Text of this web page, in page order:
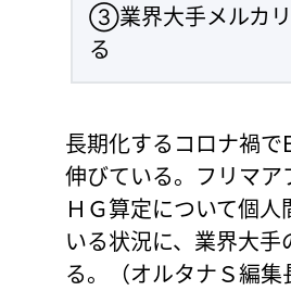
③業界大手メルカリ
る
長期化するコロナ禍で
伸びている。フリマ
ＨＧ算定について個
いる状況に、業界大
る。（オルタナＳ編集